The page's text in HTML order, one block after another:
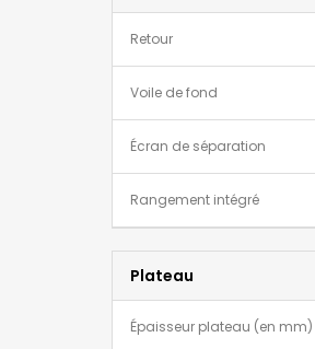
Retour
Voile de fond
Écran de séparation
Rangement intégré
Plateau
Épaisseur plateau (en mm)